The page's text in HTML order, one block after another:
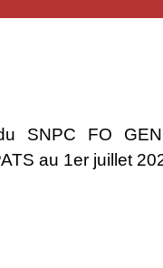
SNPC FO
au 1er juillet